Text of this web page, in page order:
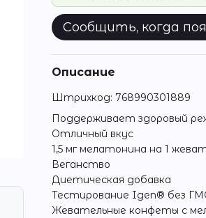
Сообщить, когда
Описание
Штрихкод: 768990301889
Поддерживает здоровый
Отличный вкус
1,5 мг мелатонина на 1
Веганство
Диетическая добавка
Тестирование Igen® без
Жевательные конфеты с